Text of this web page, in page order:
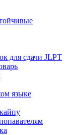
для сдачи JLPT
языке